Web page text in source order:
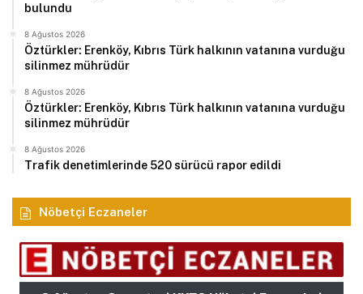
bulundu
8 Ağustos 2026
Öztürkler: Erenköy, Kıbrıs Türk halkının vatanına vurduğu
silinmez mührüdür
8 Ağustos 2026
Öztürkler: Erenköy, Kıbrıs Türk halkının vatanına vurduğu
silinmez mührüdür
8 Ağustos 2026
Trafik denetimlerinde 520 sürücü rapor edildi
Nöbetçi Eczaneler